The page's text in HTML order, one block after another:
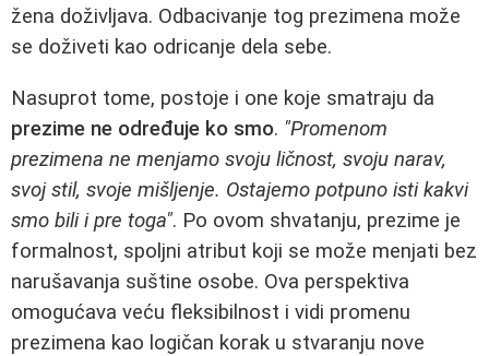
žena doživljava. Odbacivanje tog prezimena može
se doživeti kao odricanje dela sebe.
Nasuprot tome, postoje i one koje smatraju da
prezime ne određuje ko smo. "Promenom
prezimena ne menjamo svoju ličnost, svoju narav,
svoj stil, svoje mišljenje. Ostajemo potpuno isti kakvi
smo bili i pre toga". Po ovom shvatanju, prezime je
formalnost, spoljni atribut koji se može menjati bez
narušavanja suštine osobe. Ova perspektiva
omogućava veću fleksibilnost i vidi promenu
prezimena kao logičan korak u stvaranju nove